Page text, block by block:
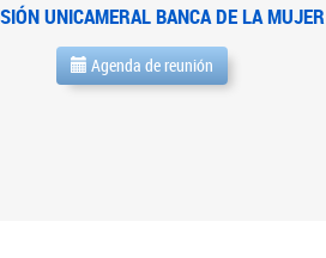
UNICAMERAL BANCA DE LA MUJER
Agenda de reunión